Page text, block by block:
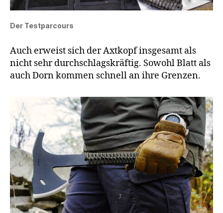
Der Testparcours
Auch erweist sich der Axtkopf insgesamt als
nicht sehr durchschlagskräftig. Sowohl Blatt als
auch Dorn kommen schnell an ihre Grenzen.